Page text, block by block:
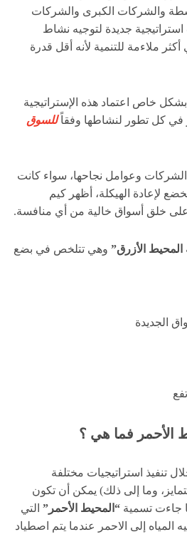
والشركات الكبرى والشركات
جديدة لتوجيه نشاط
ملاءمة للتنمية لأنه أقل قدرة
خاص اعتماد هذه الإستراتيجية
في كل تطور لنشاطها وفقاًللسوق
وعوامل نجاحها، سواء كانت
لإعادة الهيكلة، أظهر كيم
على خلق أسواق خالية من أي منافسة.
المحيط الأزرق” وهي تتلخص في بضع
الجديدة
الأحمر فما هي ؟
تنفيذ استراتيجيات مختلفة
وما إلى ذلك) يمكن أن تكون
جاءت تسمية “المحيط الأحمر” التي
المياه إلى الاحمر عندما يتم اصطياد